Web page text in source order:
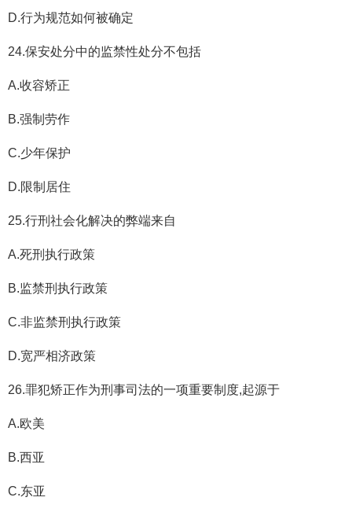
D.行为规范如何被确定
24.保安处分中的监禁性处分不包括
A.收容矫正
B.强制劳作
C.少年保护
D.限制居住
25.行刑社会化解决的弊端来自
A.死刑执行政策
B.监禁刑执行政策
C.非监禁刑执行政策
D.宽严相济政策
26.罪犯矫正作为刑事司法的一项重要制度,起源于
A.欧美
B.西亚
C.东亚